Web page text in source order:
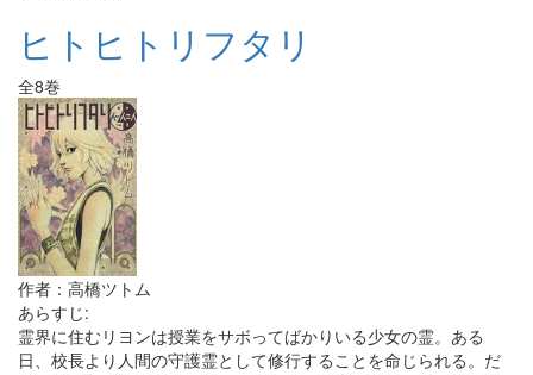
ヒトヒトリフタリ
全8巻
作者：高橋ツトム
あらすじ:
霊界に住むリヨンは授業をサボってばかりいる少女の霊。ある
日、校長より人間の守護霊として修行することを命じられる。だ